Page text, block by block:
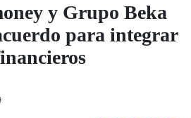
y Grupo Beka
para integrar